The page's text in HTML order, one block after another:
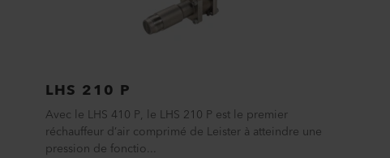
LHS 210 P
Avec le LHS 410 P, le LHS 210 P est le premier
réchauffeur d’air comprimé de Leister à atteindre une
pression de fonctio...